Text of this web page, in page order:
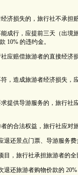
济损失的，旅行社不承担
成行，应提前三天（出境
10% 的违约金。
应赔偿旅游者的直接经济
，造成旅游者经济损失，
提供导游服务的，旅行社
的合法权益，旅行社应对
退还景点门票、导游服务
目，旅行社承担旅游者的
退还旅游者购物价款的 20%